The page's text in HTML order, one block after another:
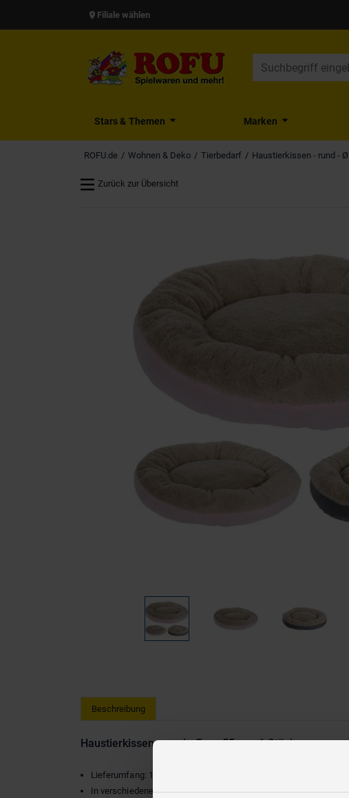
Filiale wählen
Stars & Themen Marken
ROFU.de Wohnen & Deko Tierbedarf Haustierkissen - rund -
Zurück zur Übersicht
Beschreibung
Haustierkissen - rund - Ø ca. 55cm - 1 Stück
Lieferumfang: 1 x Haustierkissen
In verschiedenen Ausführungen erhältlich (leider nicht